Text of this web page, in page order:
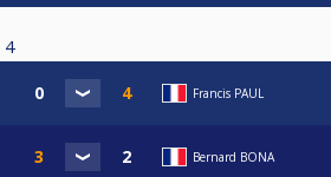
4
Francis PAUL
Bernard BONA